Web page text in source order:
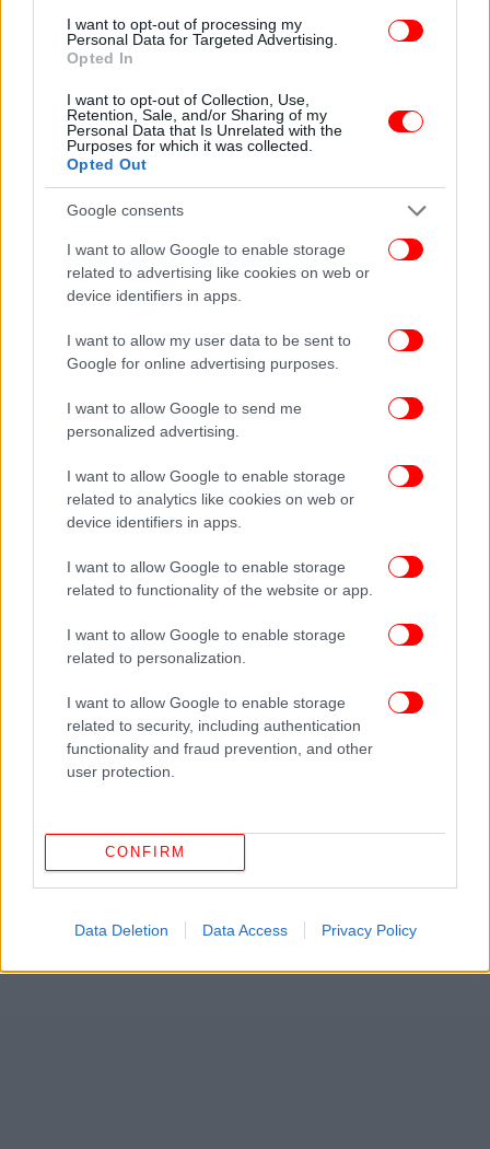
I want to opt-out of processing my
Personal Data for Targeted Advertising.
Opted In
I want to opt-out of Collection, Use,
Retention, Sale, and/or Sharing of my
Personal Data that Is Unrelated with the
Purposes for which it was collected.
Opted Out
Google consents
I want to allow Google to enable storage
related to advertising like cookies on web or
device identifiers in apps.
I want to allow my user data to be sent to
Google for online advertising purposes.
I want to allow Google to send me
personalized advertising.
I want to allow Google to enable storage
related to analytics like cookies on web or
device identifiers in apps.
I want to allow Google to enable storage
related to functionality of the website or app.
I want to allow Google to enable storage
related to personalization.
I want to allow Google to enable storage
related to security, including authentication
functionality and fraud prevention, and other
user protection.
CONFIRM
Data Deletion Data Access Privacy Policy
ΠΕΡΙΣΣΟΤΕΡΑ ΒΙΝΤΕΟ
Ακολουθήστε το στο Google Newsκαι μάθετε
πρώτοι όλες τις ειδήσεις
ΔΙΑΒΑΣΤΕ ΠΕΡΙΣΣΟΤΕΡΑ ΜΌΡΙΑ ΚΥΤ ΛΈΣΒΟΣ
ΦΩΤΙΆ